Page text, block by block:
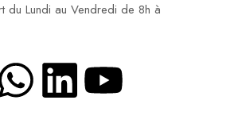
du Lundi au Vendredi de 8h à